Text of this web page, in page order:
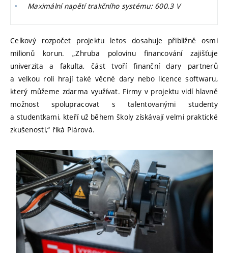
Maximální napětí trakčního systému: 600.3 V
Celkový rozpočet projektu letos dosahuje přibližně osmi
milionů korun. „Zhruba polovinu financování zajišťuje
univerzita a fakulta, část tvoří finanční dary partnerů
a velkou roli hrají také věcné dary nebo licence softwaru,
který můžeme zdarma využívat. Firmy v projektu vidí hlavně
možnost spolupracovat s talentovanými studenty
a studentkami, kteří už během školy získávají velmi praktické
zkušenosti,“ říká Piárová.